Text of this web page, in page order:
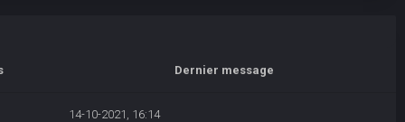
Dernier message
14-10-2021, 16:14